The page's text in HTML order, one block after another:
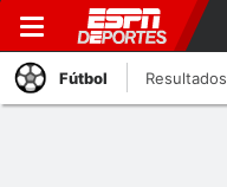
Fútbol Resultados